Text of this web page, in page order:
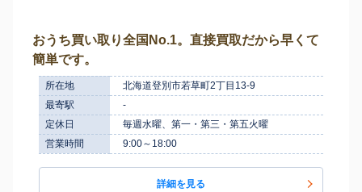
おうち買い取り全国No.1。直接買取だから早くて
簡単です。
所在地
北海道登別市若草町2丁目13-9
最寄駅
-
定休日
毎週水曜、第一・第三・第五火曜
営業時間
9:00～18:00
詳細を見る